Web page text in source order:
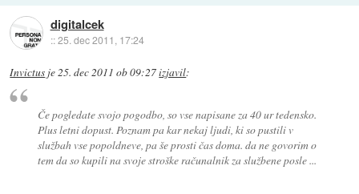
digitalcek
::25. dec 2011, 17:24
Invictus je25. dec 2011 ob 09:27izjavil:
Če pogledate svojo pogodbo, so vse napisane za 40 ur tedensko.
Plus letni dopust. Poznam pa kar nekaj ljudi, ki so pustili v
službah vse popoldneve, pa še prosti čas doma. da ne govorim o
tem da so kupili na svoje stroške računalnik za službene posle ...